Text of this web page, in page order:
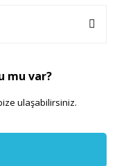
mu var?
ulaşabilirsiniz.